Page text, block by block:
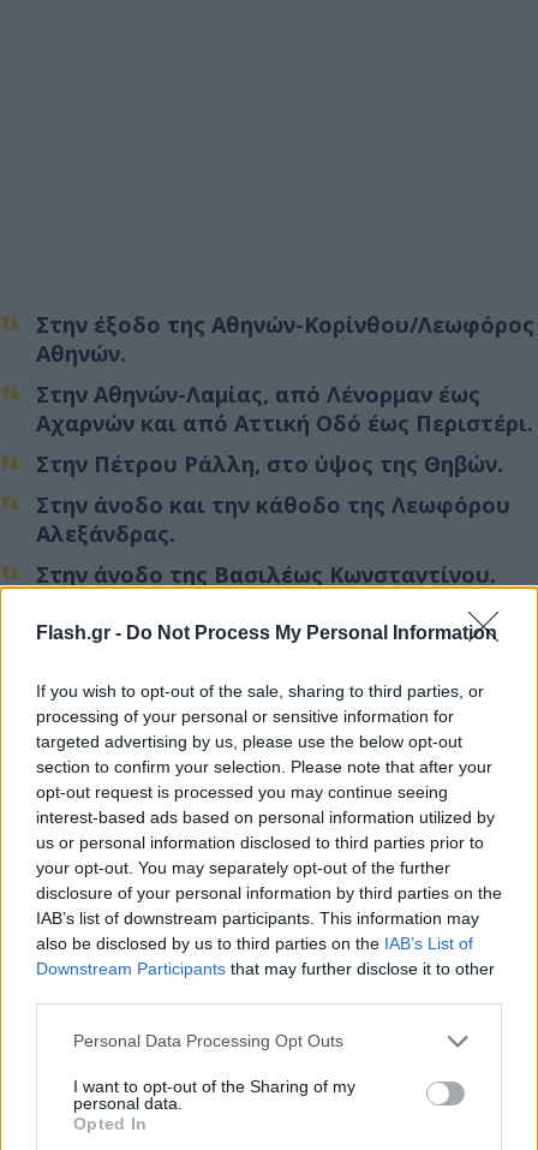
Flash.gr - Do Not Process My Personal Information
If you wish to opt-out of the sale, sharing to third parties, or
processing of your personal or sensitive information for
targeted advertising by us, please use the below opt-out
section to confirm your selection. Please note that after your
opt-out request is processed you may continue seeing
interest-based ads based on personal information utilized by
us or personal information disclosed to third parties prior to
your opt-out. You may separately opt-out of the further
disclosure of your personal information by third parties on the
IAB’s list of downstream participants. This information may
also be disclosed by us to third parties on the IAB’s List of
Downstream Participants that may further disclose it to other
Please note that this website/app uses one or more Google
not limited to your visit or usage behaviour. You may click to
grant or deny consent to Google and its third-party tags to
use your data for below specified purposes in below Google
Personal Data Processing Opt Outs
I want to opt-out of the Sharing of my
personal data.
Opted In
Στην έξοδο της Αθηνών-Κορίνθου/Λεωφόρος
Αθηνών.
Στην Αθηνών-Λαμίας, από Λένορμαν έως
Αχαρνών και από Αττική Οδό έως Περιστέρι.
Στην Πέτρου Ράλλη, στο ύψος της Θηβών.
Στην άνοδο και την κάθοδο της Λεωφόρου
Αλεξάνδρας.
Στην άνοδο της Βασιλέως Κωνσταντίνου.
Στη άνοδο της Λεωφόρου Συγγρού, από
Λαγουμιτζή έως Αθανασίου Διάκου.
Στην Πανεπιστημίου.
Στη Λεωφόρο Βεΐκου.
Στη Λεωφόρο Βουλιαγμένης, στο ύψος του
Ελληνικού.
Στη Λεωφόρο Ηλιουπόλεως.
Στο Λιμάνι του Πειραιά.
Στη Λεωφόρο Ποσειδώνος, από Αλίμου έως
Καραϊσκάκη.
Στη Βάρης-Κορωπίου, στο ύψος της Βάρης.
Στην Αττική Οδό, από Λεωφόρο
Δημοκρατίας έως τη Λεωφόρο Κύμης ρεύμα